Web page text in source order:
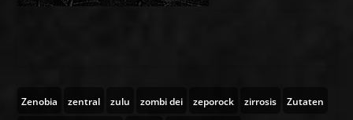
Zenobia zentral zulu zombi dei zeporock zirrosis Zutaten